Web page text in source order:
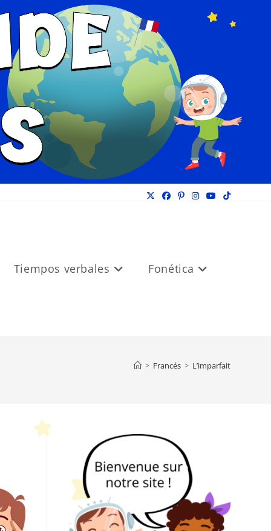
Tiempos verbales Fonética
> Francés > L’imparfait